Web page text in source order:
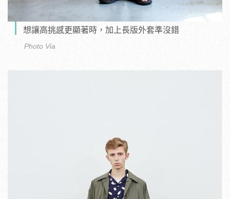
想讓高挑感更顯著時，加上長版外套準沒錯
Photo Via